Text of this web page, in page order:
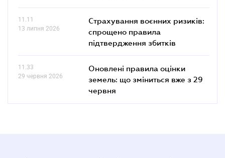
11.11
13 липня 2026
Страхування воєнних ризиків:
спрощено правила
підтвердження збитків
11.33
29 червня 2026
Оновлені правила оцінки
земель: що зміниться вже з 29
червня